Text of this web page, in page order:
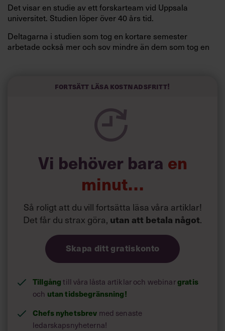
Det visar en studie av ett forskarteam vid Uppsala
universitet. Studien löper över 40 års tid.
Deltagarna i studien som tog en kortare semester
arbetade också mer och sov mindre än dem som tog en
Forskarna tror sig dessutom kunna uttyda att en längre
försök att förändra livsstilsvanor.
Fortsätt läsa kostnadsfritt!
Vi behöver bara en
minut…
Så roligt att du vill fortsätta läsa våra artiklar!
Det får du strax göra, utan att betala något.
Skapa ditt gratiskonto
Tillgångtill våra låsta artiklar och webinargratis
och utan tidsbegränsning!
Chefs nyhetsbrev med senaste
ledarskapsnyheterna!